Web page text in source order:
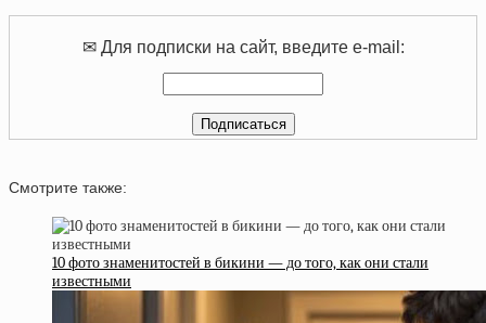
✉ Для подписки на сайт, введите e-mail:
Смотрите также:
10 фото знаменитостей в бикини — до того, как они стали
известными